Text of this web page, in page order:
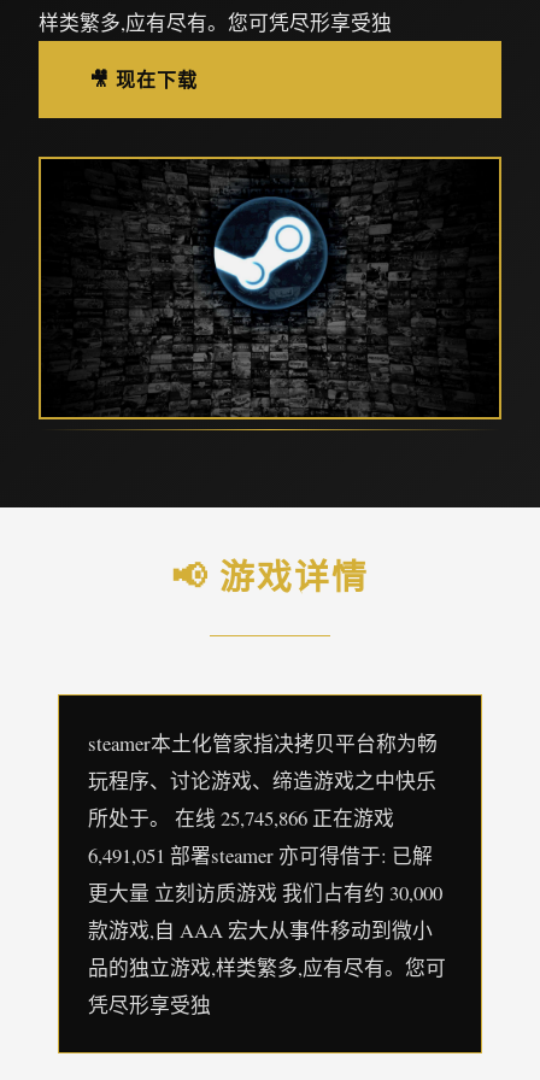
样类繁多,应有尽有。您可凭尽形享受独
🎥 现在下载
📢 游戏详情
steamer本土化管家指决拷贝平台称为畅
玩程序、讨论游戏、缔造游戏之中快乐
所处于。 在线 25,745,866 正在游戏
6,491,051 部署steamer 亦可得借于: 已解
更大量 立刻访质游戏 我们占有约 30,000
款游戏,自 AAA 宏大从事件移动到微小
品的独立游戏,样类繁多,应有尽有。您可
凭尽形享受独